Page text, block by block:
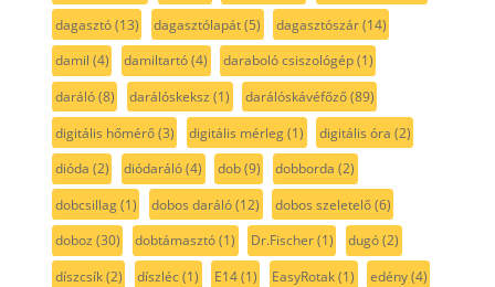
dagasztó(13) dagasztólapát(5) dagasztószár(14)
damil (4) damiltartó(4) daraboló csiszológép(1)
daráló(8) darálóskeksz (1) darálóskávéfőző(89)
digitális hőmérő(3) digitális mérleg(1) digitális óra (2)
dióda (2) diódaráló(4) dob(9) dobborda (2)
dobcsillag(1) dobos daráló(12) dobos szeletelő(6)
doboz (30) dobtámasztó(1) Dr.Fischer(1) dugó(2)
díszcsík(2) díszléc(1) E14(1) EasyRotak(1) edény(4)